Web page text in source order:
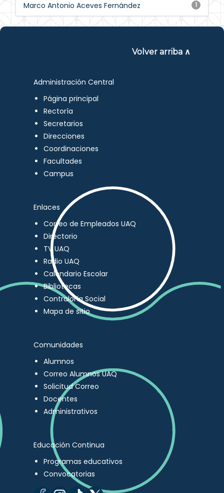
1
Marco Antonio Aceves Fernández
Volver arriba ∧
Administración Central
Página principal
Rectoría
Secretarios
Direcciones
Coordinaciones
Facultades
Campus
Enlaces
Correo de Empleados UAQ
Directorio
TV UAQ
Radio UAQ
Calendario Escolar
Bibliotecas
Contraloría Social
Mapa de sitio
Comunidades
Alumnos
Correo Alumnos UAQ
Solicitud Correo
Docentes
Administrativos
Educación Continua
Programas educativos
Convocatorias